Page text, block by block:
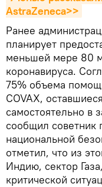
AstraZeneca>>
Ранее
планирует
меньшей мере 80
коронавируса.
75% объема
COVAX,
самостоятельно в
сообщил
национальной
отметил, что из
Индию, сектор
критической